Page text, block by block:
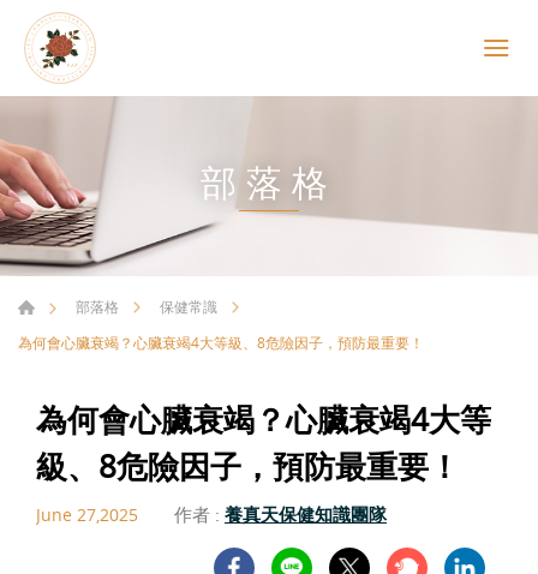
部落格
部落格
保健常識
為何會心臟衰竭？心臟衰竭4大等級、8危險因子，預防最重要！
為何會心臟衰竭？心臟衰竭4大等
級、8危險因子，預防最重要！
June 27,2025 作者 : 養真天保健知識團隊